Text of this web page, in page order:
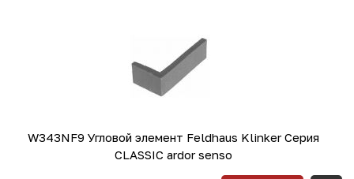
W343NF9 Угловой элемент Feldhaus Klinker Серия
CLASSIC ardor senso